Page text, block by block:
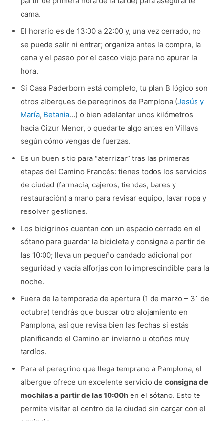
cama.
El horario es de 13:00 a 22:00 y, una vez cerrado, no
se puede salir ni entrar; organiza antes la compra, la
cena y el paseo por el casco viejo para no apurar la
hora.
Si Casa Paderborn está completo, tu plan B lógico son
otros albergues de peregrinos de Pamplona (Jesús y
María, Betania…) o bien adelantar unos kilómetros
hacia Cizur Menor, o quedarte algo antes en Villava
según cómo vengas de fuerzas.
Es un buen sitio para “aterrizar” tras las primeras
etapas del Camino Francés: tienes todos los servicios
de ciudad (farmacia, cajeros, tiendas, bares y
restauración) a mano para revisar equipo, lavar ropa y
resolver gestiones.
Los bicigrinos cuentan con un espacio cerrado en el
sótano para guardar la bicicleta y consigna a partir de
las 10:00; lleva un pequeño candado adicional por
seguridad y vacía alforjas con lo imprescindible para la
noche.
Fuera de la temporada de apertura (1 de marzo – 31 de
octubre) tendrás que buscar otro alojamiento en
Pamplona, así que revisa bien las fechas si estás
planificando el Camino en invierno u otoños muy
tardíos.
Para el peregrino que llega temprano a Pamplona, el
albergue ofrece un excelente servicio de consigna de
mochilas a partir de las 10:00hen el sótano. Esto te
permite visitar el centro de la ciudad sin cargar con el